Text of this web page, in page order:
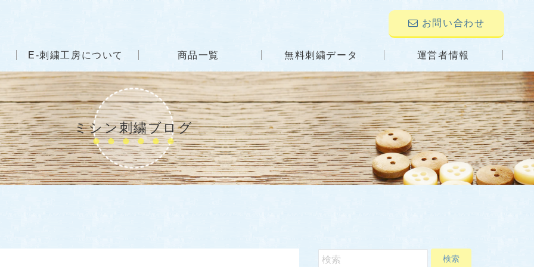
お問い合わせ
E-刺繍工房について 商品一覧 無料刺繍データ 運営者情報
ミシン刺繍ブログ